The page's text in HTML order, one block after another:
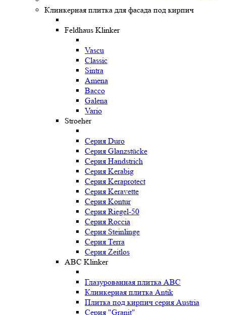
Клинкерная плитка для фасада под кирпич
Feldhaus Klinker
Vascu
Classic
Sintra
Amena
Bacco
Galena
Vario
Stroeher
Серия Duro
Серия Glanzstücke
Серия Handstrich
Серия Kerabig
Серия Keraprotect
Серия Keravette
Серия Kontur
Серия Riegel-50
Серия Roccia
Серия Steinlinge
Серия Terra
Серия Zeitlos
ABC Klinker
Глазурованная плитка ABC
Клинкерная плитка Antik
Плитка под кирпич серия Austria
Серия "Granit"